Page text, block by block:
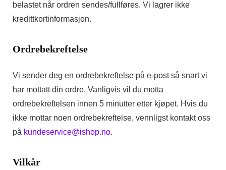
belastet når ordren sendes/fullføres. Vi lagrer ikke
kredittkortinformasjon.
Ordrebekreftelse
Vi sender deg en ordrebekreftelse på e-post så snart vi
har mottatt din ordre. Vanligvis vil du motta
ordrebekreftelsen innen 5 minutter etter kjøpet. Hvis du
ikke mottar noen ordrebekreftelse, vennligst kontakt oss
på kundeservice@ishop.no.
Vilkår